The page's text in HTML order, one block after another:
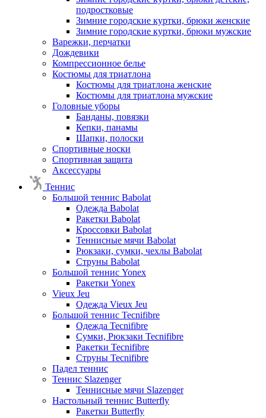
подростковые
Зимние городские куртки, брюки женские
Зимние городские куртки, брюки мужские
Варежки, перчатки
Дождевики
Компрессионное белье
Костюмы для триатлона
Костюмы для триатлона женские
Костюмы для триатлона мужские
Головные уборы
Банданы, повязки
Кепки, панамы
Шапки, полоски
Спортивные носки
Спортивная защита
Аксессуары
Теннис
Большой теннис Babolat
Одежда Babolat
Ракетки Babolat
Кроссовки Babolat
Теннисные мячи Babolat
Рюкзаки, сумки, чехлы Babolat
Струны Babolat
Большой теннис Yonex
Ракетки Yonex
Vieux Jeu
Одежда Vieux Jeu
Большой теннис Tecnifibre
Одежда Tecnifibre
Сумки, Рюкзаки Tecnifibre
Ракетки Tecnifibre
Струны Tecnifibre
Падел теннис
Теннис Slazenger
Теннисные мячи Slazenger
Настольный теннис Butterfly
Ракетки Butterfly